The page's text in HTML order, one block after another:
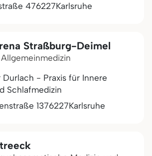
476227Karlsruhe
Straßburg-Deimel
Durlach - Praxis für Innere
Schlafmedizin
1376227Karlsruhe